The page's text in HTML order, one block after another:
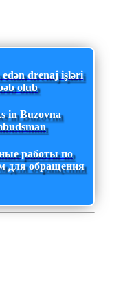
drenaj işləri
olub
in Buzovna
работы по
для обращения